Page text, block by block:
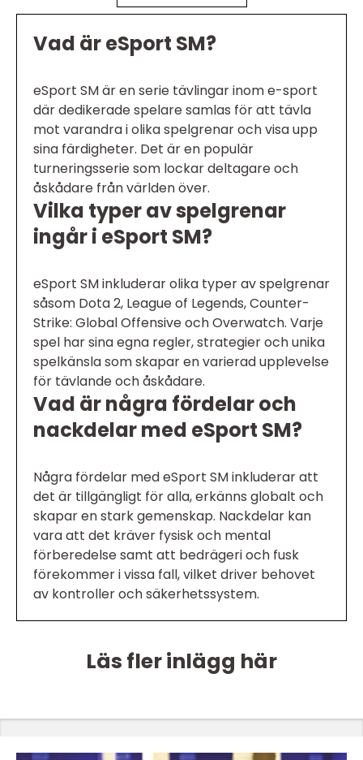
Vad är eSport SM?
eSport SM är en serie tävlingar inom e-sport
där dedikerade spelare samlas för att tävla
mot varandra i olika spelgrenar och visa upp
sina färdigheter. Det är en populär
turneringsserie som lockar deltagare och
åskådare från världen över.
Vilka typer av spelgrenar
ingår i eSport SM?
eSport SM inkluderar olika typer av spelgrenar
såsom Dota 2, League of Legends, Counter-
Strike: Global Offensive och Overwatch. Varje
spel har sina egna regler, strategier och unika
spelkänsla som skapar en varierad upplevelse
för tävlande och åskådare.
Vad är några fördelar och
nackdelar med eSport SM?
Några fördelar med eSport SM inkluderar att
det är tillgängligt för alla, erkänns globalt och
skapar en stark gemenskap. Nackdelar kan
vara att det kräver fysisk och mental
förberedelse samt att bedrägeri och fusk
förekommer i vissa fall, vilket driver behovet
av kontroller och säkerhetssystem.
Läs fler inlägg här